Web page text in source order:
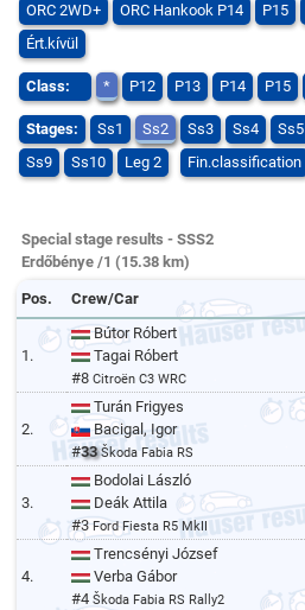
ORC 2WD+
ORC Hankook P14 P15
Ért.kívül
Class: * P12 P13 P14 P15
Stages: Ss1 Ss2 Ss3 Ss4 Ss5
Ss9
Ss10 Leg 2 Fin.classification
Special stage results - SSS2
Erdőbénye /1 (15.38 km)
Pos. Crew/Car
1.
Bútor Róbert
Tagai Róbert
#8Citroën C3 WRC
2.
Turán Frigyes
Bacigal, Igor
#33 Škoda Fabia RS
3.
Bodolai László
Deák Attila
#3Ford Fiesta R5 MkII
4.
Trencsényi József
Verba Gábor
#4Škoda Fabia RS Rally2